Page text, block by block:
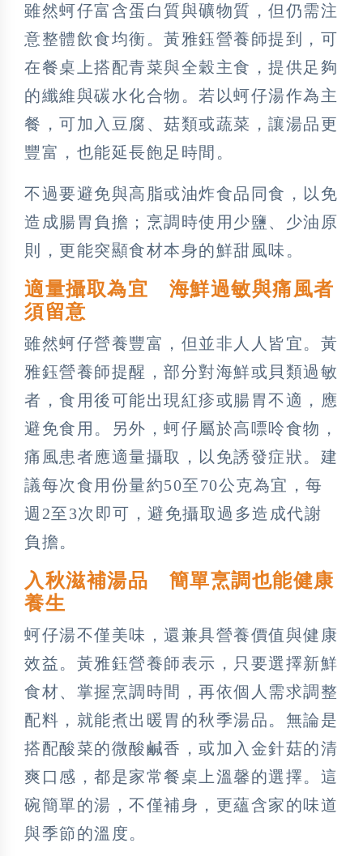
雖然蚵仔富含蛋白質與礦物質，但仍需注
意整體飲食均衡。黃雅鈺營養師提到，可
在餐桌上搭配青菜與全穀主食，提供足夠
的纖維與碳水化合物。若以蚵仔湯作為主
餐，可加入豆腐、菇類或蔬菜，讓湯品更
豐富，也能延長飽足時間。
不過要避免與高脂或油炸食品同食，以免
造成腸胃負擔；烹調時使用少鹽、少油原
則，更能突顯食材本身的鮮甜風味。
適量攝取為宜 海鮮過敏與痛風者
須留意
雖然蚵仔營養豐富，但並非人人皆宜。黃
雅鈺營養師提醒，部分對海鮮或貝類過敏
者，食用後可能出現紅疹或腸胃不適，應
避免食用。另外，蚵仔屬於高嘌呤食物，
痛風患者應適量攝取，以免誘發症狀。建
議每次食用份量約50至70公克為宜，每
週2至3次即可，避免攝取過多造成代謝
負擔。
入秋滋補湯品 簡單烹調也能健康
養生
蚵仔湯不僅美味，還兼具營養價值與健康
效益。黃雅鈺營養師表示，只要選擇新鮮
食材、掌握烹調時間，再依個人需求調整
配料，就能煮出暖胃的秋季湯品。無論是
搭配酸菜的微酸鹹香，或加入金針菇的清
爽口感，都是家常餐桌上溫馨的選擇。這
碗簡單的湯，不僅補身，更蘊含家的味道
與季節的溫度。